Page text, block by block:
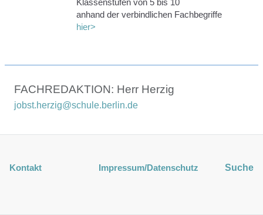
Klassenstufen von 5 bis 10
anhand der verbindlichen Fachbegriffe
hier>
FACHREDAKTION: Herr Herzig
jobst.herzig@schule.berlin.de
Kontakt Impressum/Datenschutz Suche